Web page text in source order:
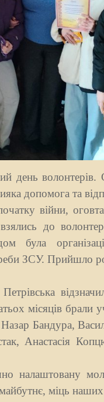
день волонтерів.
допомога та
війни,
до
була
ЗСУ. Прийшло
місяців брали
Бандура,
Анастасія
налаштовану
міць